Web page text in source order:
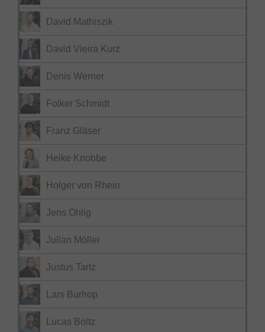
David Mathiszik
David Vieira Kurz
Denis Werner
Folker Schmidt
Franz Gläser
Heike Knobbe
Holger von Rhein
Jens Ohlig
Julian Möller
Justus Tartz
Lars Burhop
Lucas Boltz